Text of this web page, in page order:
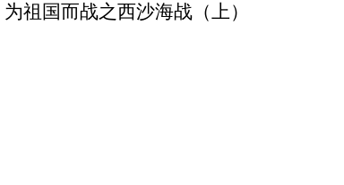
祖国而战之西沙海战（上）